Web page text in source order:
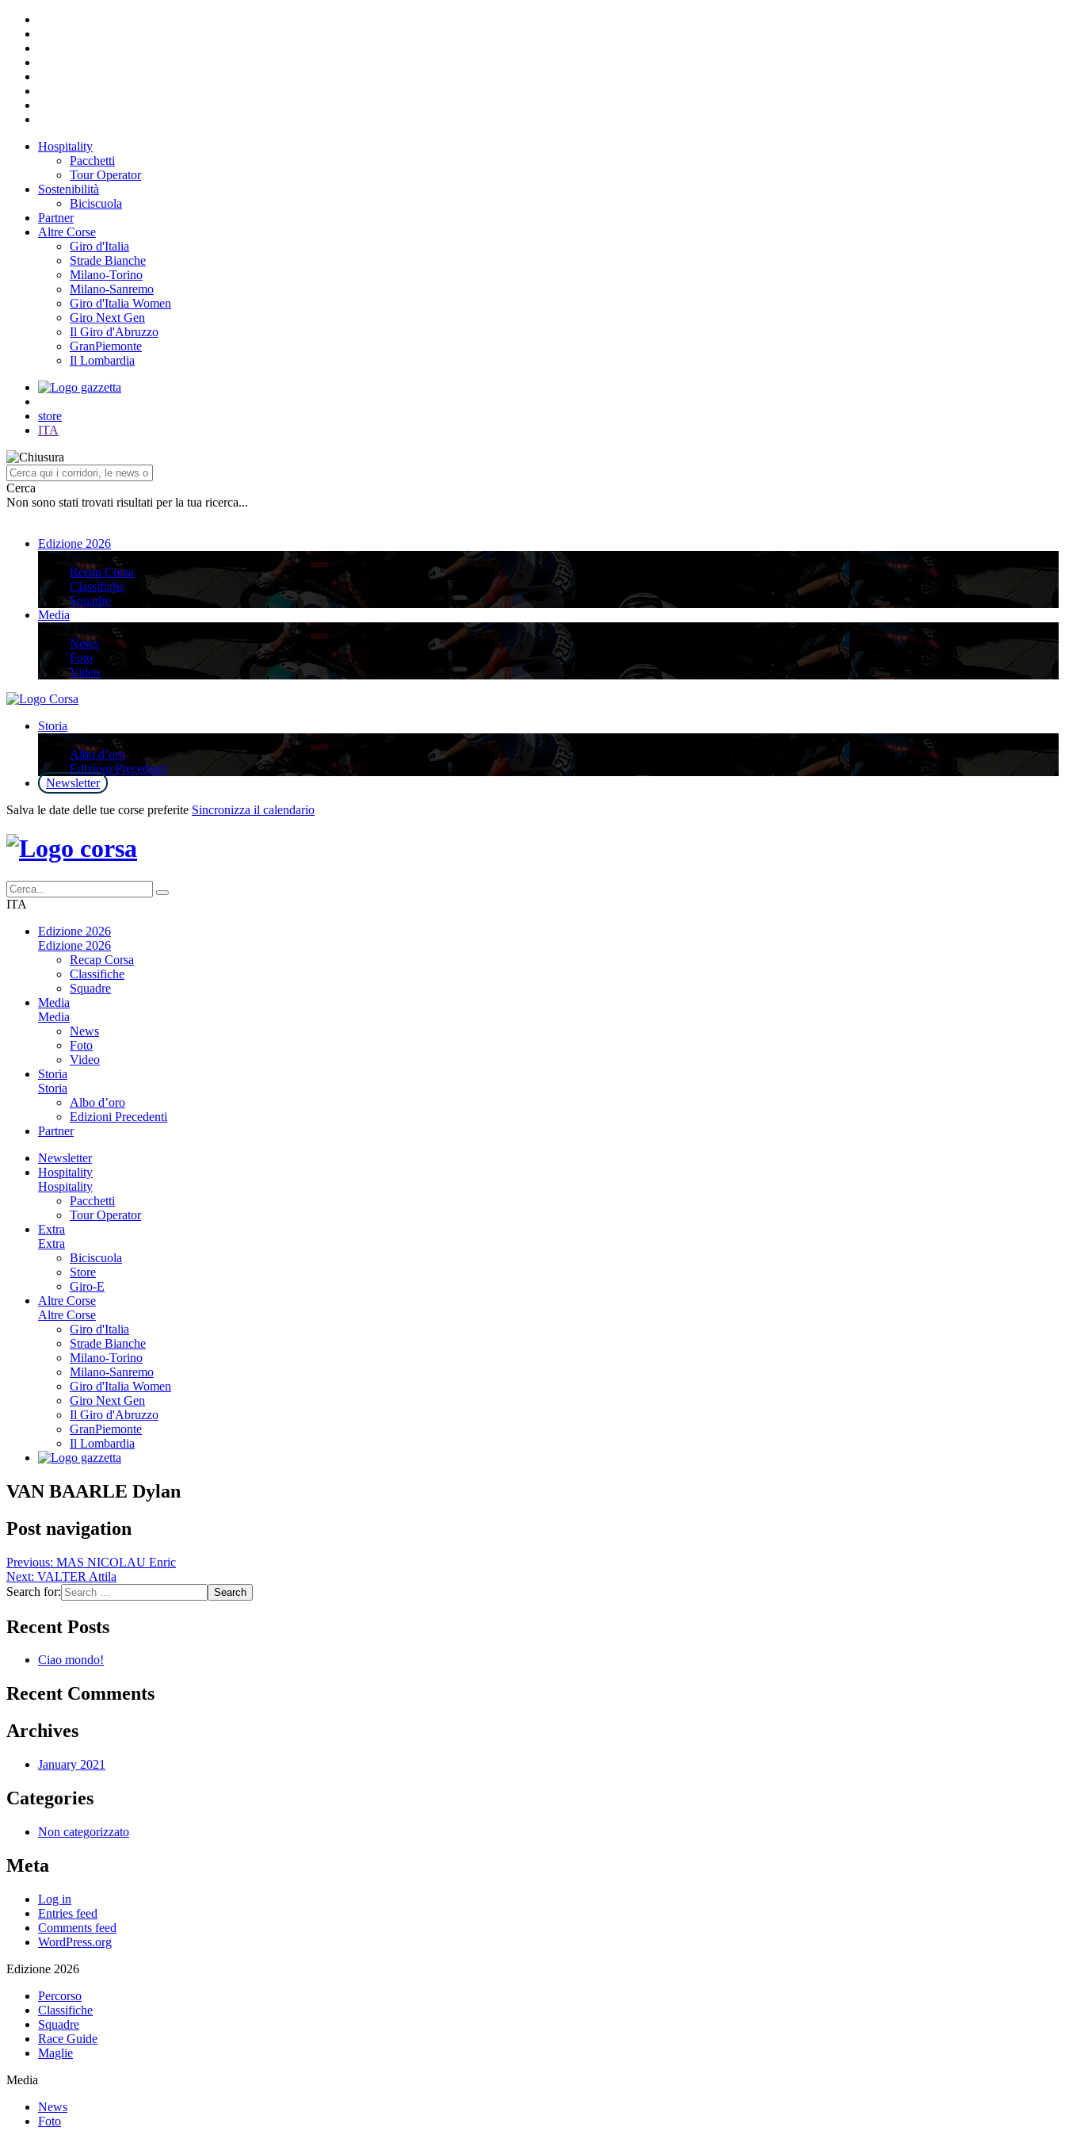
Hospitality
Pacchetti
Tour Operator
Sostenibilità
Biciscuola
Partner
Altre Corse
Giro d'Italia
Strade Bianche
Milano-Torino
Milano-Sanremo
Giro d'Italia Women
Giro Next Gen
Il Giro d'Abruzzo
GranPiemonte
Il Lombardia
store
ITA
Cerca
Non sono stati trovati risultati per la tua ricerca...
Edizione 2026
Edizione 2026
Recap Corsa
Classifiche
Squadre
Media
Media
News
Foto
Video
Storia
Storia
Albo d’oro
Edizioni Precedenti
Newsletter
Salva le date delle tue corse preferite Sincronizza il calendario
ITA
Edizione 2026
Edizione 2026
Recap Corsa
Classifiche
Squadre
Media
Media
News
Foto
Video
Storia
Storia
Albo d’oro
Edizioni Precedenti
Partner
Newsletter
Hospitality
Hospitality
Pacchetti
Tour Operator
Extra
Extra
Biciscuola
Store
Giro-E
Altre Corse
Altre Corse
Giro d'Italia
Strade Bianche
Milano-Torino
Milano-Sanremo
Giro d'Italia Women
Giro Next Gen
Il Giro d'Abruzzo
GranPiemonte
Il Lombardia
VAN BAARLE Dylan
Post navigation
Previous: MAS NICOLAU Enric
Next: VALTER Attila
Search for:
Recent Posts
Ciao mondo!
Recent Comments
Archives
January 2021
Categories
Non categorizzato
Meta
Log in
Entries feed
Comments feed
WordPress.org
Edizione 2026
Percorso
Classifiche
Squadre
Race Guide
Maglie
Media
News
Foto